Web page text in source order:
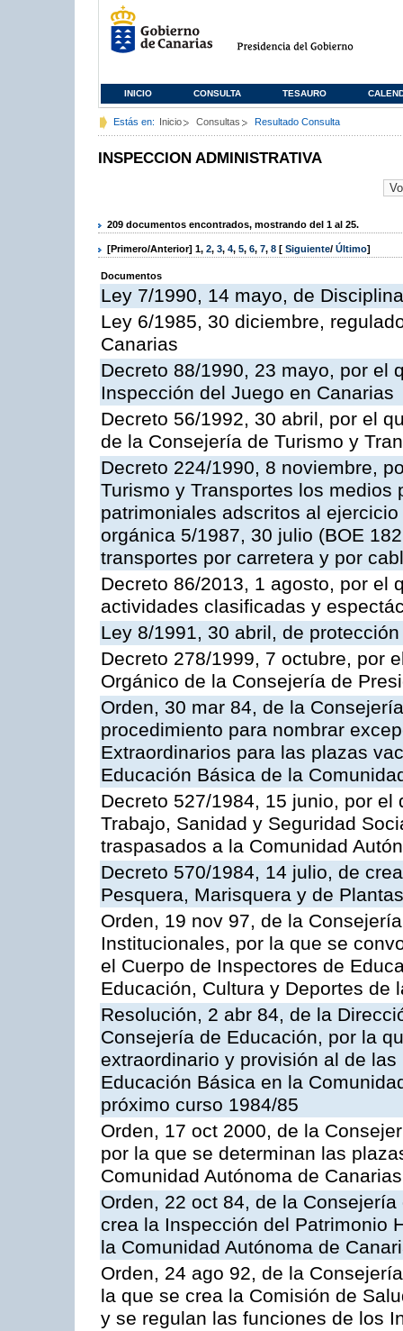
INICIO CONSULTA TESAURO
Estás en: Inicio Consultas Resultado Consulta
INSPECCION ADMINISTRATIVA
209 documentos encontrados, mostrando del 1 al 25.
[Primero/Anterior] 1, 2, 3, 4, 5, 6, 7, 8 [ Siguiente/ Último]
Documentos
Ley 7/1990, 14 mayo, de
Ley 6/1985, 30 diciembre,
Canarias
Decreto 88/1990, 23 mayo, por el
Inspección del Juego en Canarias
Decreto 56/1992, 30 abril, por el
de la Consejería de Turismo y
Decreto 224/1990, 8 noviembre,
Turismo y Transportes los
patrimoniales adscritos al
orgánica 5/1987, 30 julio (BOE
transportes por carretera y por
Decreto 86/2013, 1 agosto, por el
actividades clasificadas y
Ley 8/1991, 30 abril, de
Decreto 278/1999, 7 octubre, por
Orgánico de la Consejería de
Orden, 30 mar 84, de la
procedimiento para nombrar
Extraordinarios para las plazas
Educación Básica de la
Decreto 527/1984, 15 junio, por
Trabajo, Sanidad y Seguridad
traspasados a la Comunidad
Decreto 570/1984, 14 julio, de
Pesquera, Marisquera y de
Orden, 19 nov 97, de la
Institucionales, por la que se
el Cuerpo de Inspectores de
Educación, Cultura y Deportes de
Resolución, 2 abr 84, de la
Consejería de Educación, por la
extraordinario y provisión al de
Educación Básica en la
próximo curso 1984/85
Orden, 17 oct 2000, de la
por la que se determinan las
Comunidad Autónoma de Canarias
Orden, 22 oct 84, de la
crea la Inspección del Patrimonio
la Comunidad Autónoma de
Orden, 24 ago 92, de la
la que se crea la Comisión de
y se regulan las funciones de los